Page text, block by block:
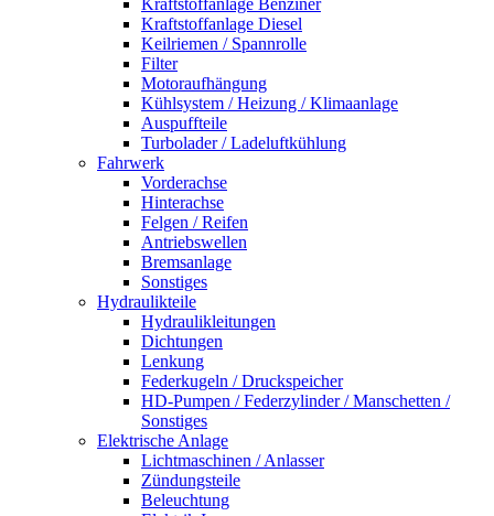
Kraftstoffanlage Diesel
Keilriemen / Spannrolle
Filter
Motoraufhängung
Kühlsystem / Heizung / Klimaanlage
Auspuffteile
Turbolader / Ladeluftkühlung
Fahrwerk
Vorderachse
Hinterachse
Felgen / Reifen
Antriebswellen
Bremsanlage
Sonstiges
Hydraulikteile
Hydraulikleitungen
Dichtungen
Lenkung
Federkugeln / Druckspeicher
HD-Pumpen / Federzylinder / Manschetten /
Sonstiges
Elektrische Anlage
Lichtmaschinen / Anlasser
Zündungsteile
Beleuchtung